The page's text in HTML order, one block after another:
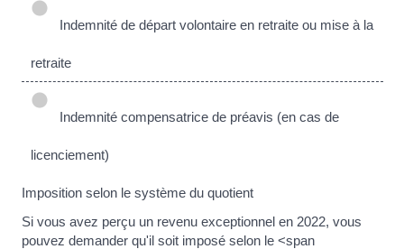
Indemnité de départ volontaire en retraite ou mise à la
retraite
Indemnité compensatrice de préavis (en cas de
licenciement)
Imposition selon le système du quotient
Si vous avez perçu un revenu exceptionnel en 2022, vous
pouvez demander qu'il soit imposé selon le <span